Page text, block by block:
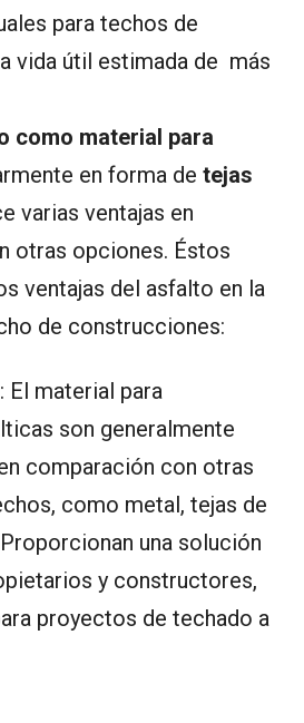
para techos de
vida útil estimada de más
como material para
en forma de tejas
varias ventajas en
otras opciones. Éstos
ventajas del asfalto en la
de construcciones:
: El material para
son generalmente
comparación con otras
como metal, tejas de
una solución
y constructores,
proyectos de techado a